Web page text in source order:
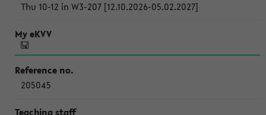
Thu 10-12 in W3-207 [12.10.2026-05.02.2027]
205045